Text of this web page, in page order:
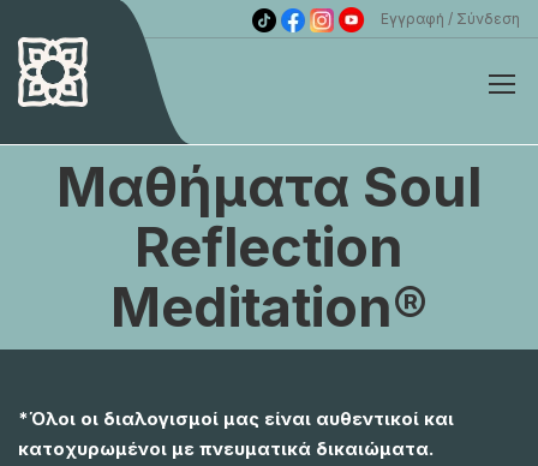
Εγγραφή Σύνδεση
Μαθήματα Soul
Reflection
Meditation®
*Όλοι οι διαλογισμοί μας είναι αυθεντικοί και
κατοχυρωμένοι με πνευματικά δικαιώματα.